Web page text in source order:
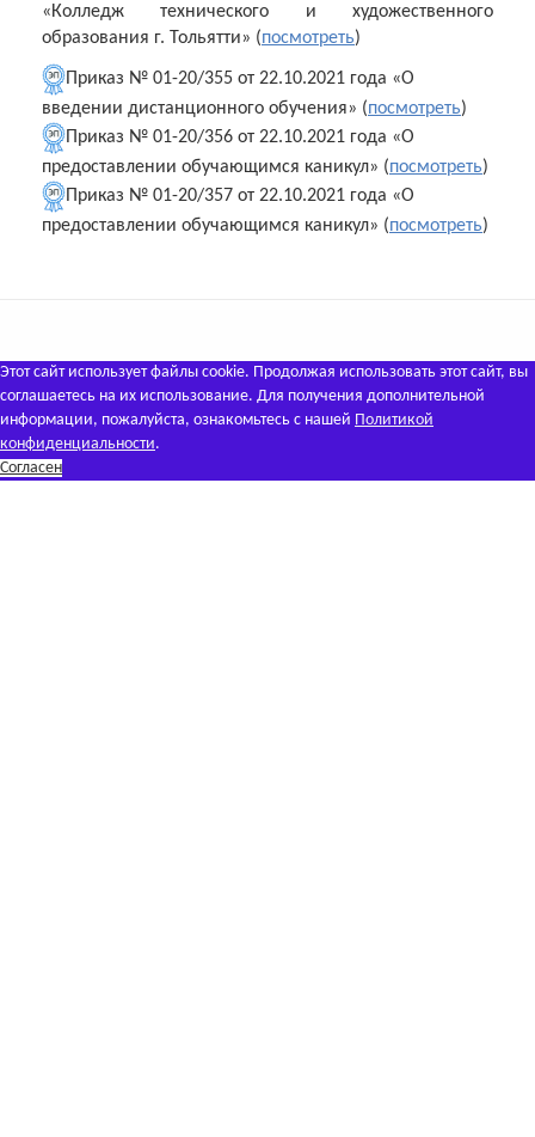
«Колледж технического и художественного
образования г. Тольятти» (посмотреть)
Приказ № 01-20/355 от 22.10.2021 года «О
введении дистанционного обучения» (посмотреть)
Приказ № 01-20/356 от 22.10.2021 года «О
предоставлении обучающимся каникул» (посмотреть)
Приказ № 01-20/357 от 22.10.2021 года «О
предоставлении обучающимся каникул» (посмотреть)
Этот сайт использует файлы cookie. Продолжая использовать этот сайт, вы
соглашаетесь на их использование. Для получения дополнительной
информации, пожалуйста, ознакомьтесь с нашей Политикой
конфиденциальности.
Согласен